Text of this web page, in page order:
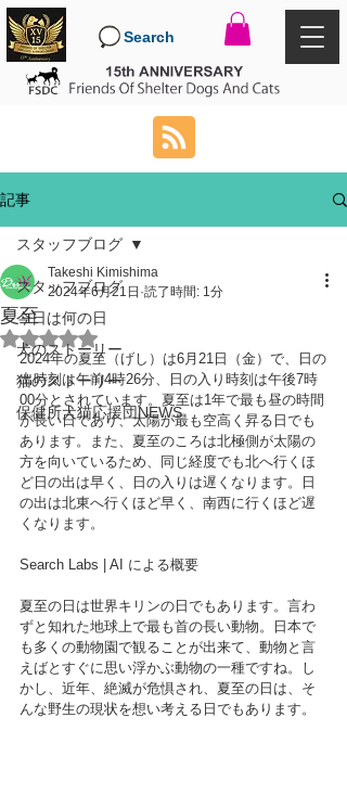
Search
記事
スタッフブログ
今日は何の日
犬のストーリー
猫のストーリー
保健所犬猫応援団NEWS
スタッフブログ
夏至
Takeshi Kimishima
2024年6月21日 読了時間: 1分
5つ星のうちNaNと評価されています。
2024年の夏至（げし）は6月21日（金）で、日の
出時刻は午前4時26分、日の入り時刻は午後7時
00分とされています。夏至は1年で最も昼の時間
が長い日であり、太陽が最も空高く昇る日でも
あります。また、夏至のころは北極側が太陽の
方を向いているため、同じ経度でも北へ行くほ
ど日の出は早く、日の入りは遅くなります。日
の出は北東へ行くほど早く、南西に行くほど遅
くなります。
Search Labs | AI による概要
夏至の日は世界キリンの日でもあります。言わ
ずと知れた地球上で最も首の長い動物。日本で
も多くの動物園で観ることが出来て、動物と言
えばとすぐに思い浮かぶ動物の一種ですね。し
かし、近年、絶滅が危惧され、夏至の日は、そ
んな野生の現状を想い考える日でもあります。